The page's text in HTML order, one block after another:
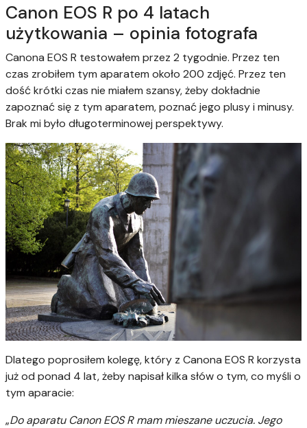
Canon EOS R po 4 latach
użytkowania – opinia fotografa
Canona EOS R testowałem przez 2 tygodnie. Przez ten
czas zrobiłem tym aparatem około 200 zdjęć. Przez ten
dość krótki czas nie miałem szansy, żeby dokładnie
zapoznać się z tym aparatem, poznać jego plusy i minusy.
Brak mi było długoterminowej perspektywy.
Dlatego poprosiłem kolegę, który z Canona EOS R korzysta
już od ponad 4 lat, żeby napisał kilka słów o tym, co myśli o
tym aparacie:
„Do aparatu Canon EOS R mam mieszane uczucia. Jego